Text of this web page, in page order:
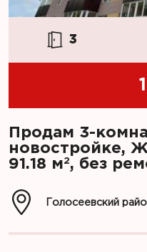
3
Продам 3-
новостройке,
91.18 м2, без
Голосеевский